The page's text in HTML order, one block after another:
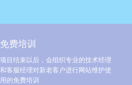
免费培训
项目结束以后，会组织专业的技术经理
和客服经理对新老客户进行网站维护使
用的免费培训